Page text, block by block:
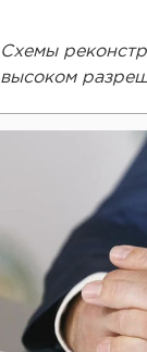
Схемы
высоком